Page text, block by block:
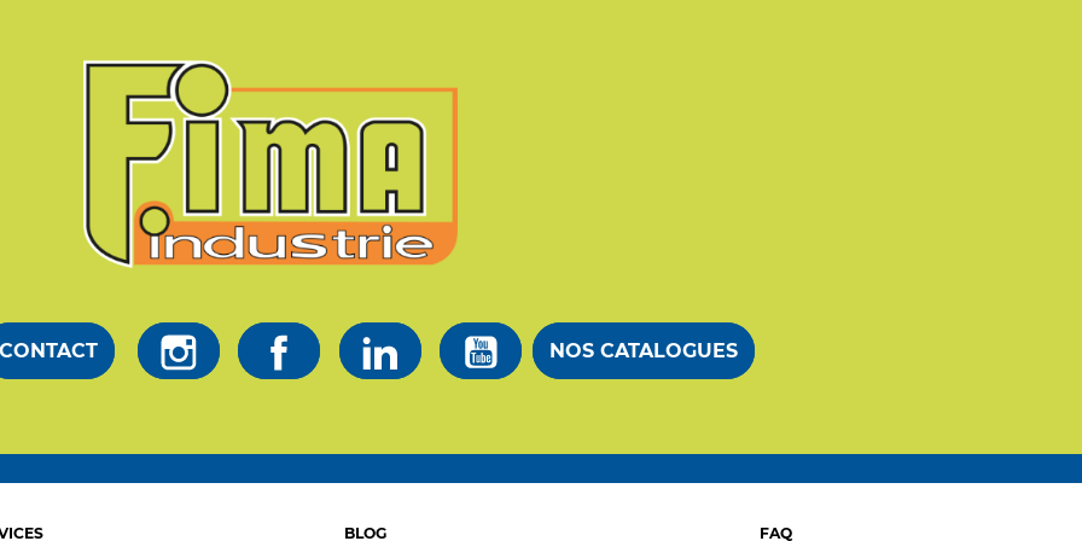
CONTACT NOS CATALOGUES
BLOG FAQ